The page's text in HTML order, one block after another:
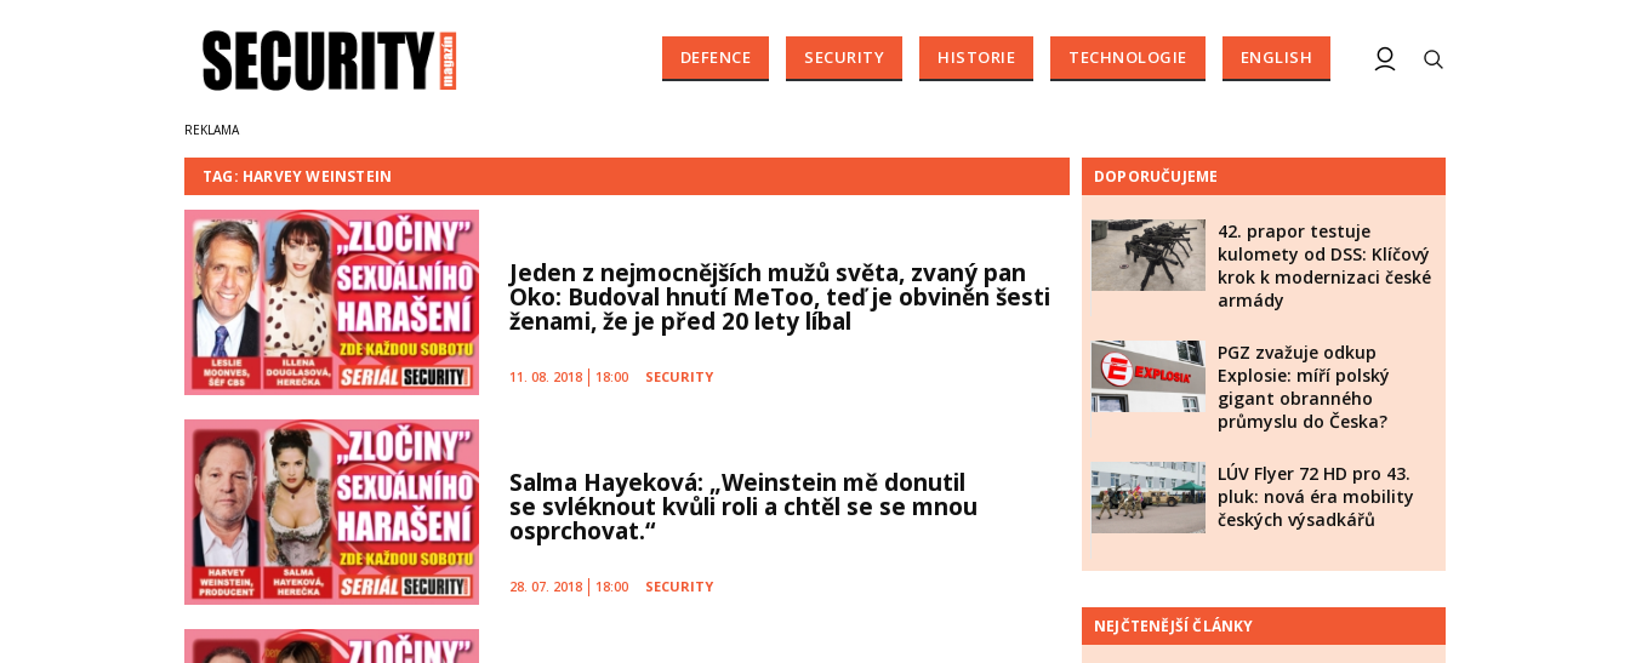
DEFENCE SECURITY HISTORIE TECHNOLOGIE ENGLISH
TAG: HARVEY WEINSTEIN
Jeden z nejmocnějších mužů světa, zvaný pan
Oko: Budoval hnutí MeToo, teď je obviněn šesti
ženami, že je před 20 lety líbal
11. 08. 2018 18:00 SECURITY
Salma Hayeková: „Weinstein mě donutil
se svléknout kvůli roli a chtěl se se mnou
osprchovat.“
28. 07. 2018 18:00 SECURITY
DOPORUČUJEME
42. prapor testuje
kulomety od DSS: Klíčový
krok k modernizaci české
armády
PGZ zvažuje odkup
Explosie: míří polský
gigant obranného
průmyslu do Česka?
LÚV Flyer 72 HD pro 43.
pluk: nová éra mobility
českých výsadkářů
NEJČTENĚJŠÍ ČLÁNKY